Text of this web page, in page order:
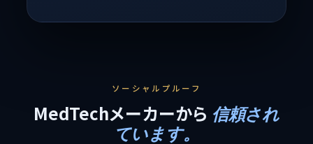
ソーシャルプルーフ
MedTechメーカーから 信頼され
ています。